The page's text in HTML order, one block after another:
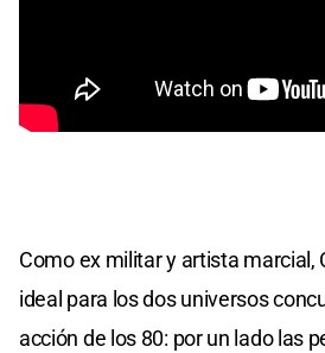
Como ex militar y artista marcial,
ideal para los dos universos
acción de los 80: por un lado las